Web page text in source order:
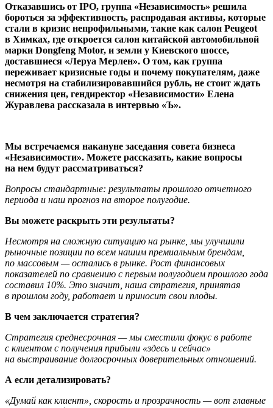
Отказавшись от IPO, группа «Независимость» решила
бороться за эффективность, распродавая активы, которые
стали в кризис непрофильными, такие как салон Peugeot
в Химках, где откроется салон китайской автомобильной
марки Dongfeng Motor, и земли у Киевского шоссе,
доставшиеся «Леруа Мерлен». О том, как группа
переживает кризисные годы и почему покупателям, даже
несмотря на стабилизировавшийся рубль, не стоит ждать
снижения цен, гендиректор «Независимости» Елена
Журавлева рассказала в интервью «Ъ».
Мы встречаемся накануне заседания совета бизнеса
«Независимости». Можете рассказать, какие вопросы
на нем будут рассматриваться?
Вопросы стандартные: результаты прошлого отчетного
периода и наш прогноз на второе полугодие.
Вы можете раскрыть эти результаты?
Несмотря на сложную ситуацию на рынке, мы улучшили
рыночные позиции по всем нашим премиальным брендам,
по массовым — остались в рынке. Рост финансовых
показателей по сравнению с первым полугодием прошлого года
составил 10%. Это значит, наша стратегия, принятая
в прошлом году, работает и приносит свои плоды.
В чем заключается стратегия?
Стратегия среднесрочная — мы сместили фокус в работе
с клиентом с получения прибыли «здесь и сейчас»
на выстраивание долгосрочных доверительных отношений.
А если детализировать?
«Думай как клиент», скорость и прозрачность — вот главные